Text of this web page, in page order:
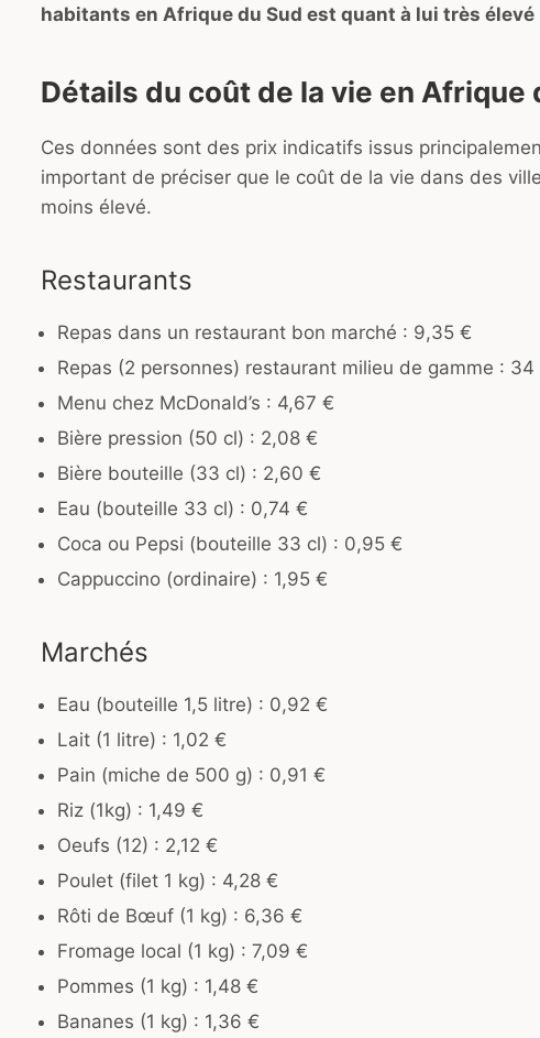
habitants en Afrique du Sud est quant à lui très élevé
Détails du coût de la vie en Afrique
Ces données sont des prix indicatifs issus
important de préciser que le coût de la vie dans des
moins élevé.
Restaurants
Repas dans un restaurant bon marché : 9,35 €
Repas (2 personnes) restaurant milieu de gamme : 34
Menu chez McDonald’s : 4,67 €
Bière pression (50 cl) : 2,08 €
Bière bouteille (33 cl) : 2,60 €
Eau (bouteille 33 cl) : 0,74 €
Coca ou Pepsi (bouteille 33 cl) : 0,95 €
Cappuccino (ordinaire) : 1,95 €
Marchés
Eau (bouteille 1,5 litre) : 0,92 €
Lait (1 litre) : 1,02 €
Pain (miche de 500 g) : 0,91 €
Riz (1kg) : 1,49 €
Oeufs (12) : 2,12 €
Poulet (filet 1 kg) : 4,28 €
Rôti de Bœuf (1 kg) : 6,36 €
Fromage local (1 kg) : 7,09 €
Pommes (1 kg) : 1,48 €
Bananes (1 kg) : 1,36 €